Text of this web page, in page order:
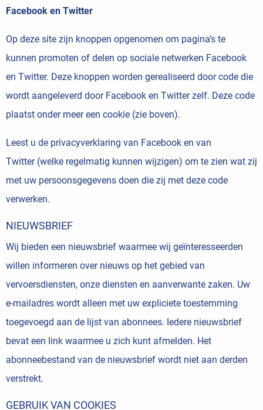
Facebook en Twitter
Op deze site zijn knoppen opgenomen om pagina’s te
kunnen promoten of delen op sociale netwerken Facebook
en Twitter. Deze knoppen worden gerealiseerd door code die
wordt aangeleverd door Facebook en Twitter zelf. Deze code
plaatst onder meer een cookie (zie boven).
Leest u de privacyverklaring van Facebook en van
Twitter (welke regelmatig kunnen wijzigen) om te zien wat zij
met uw persoonsgegevens doen die zij met deze code
verwerken.
NIEUWSBRIEF
Wij bieden een nieuwsbrief waarmee wij geïnteresseerden
willen informeren over nieuws op het gebied van
vervoersdiensten, onze diensten en aanverwante zaken. Uw
e-mailadres wordt alleen met uw expliciete toestemming
toegevoegd aan de lijst van abonnees. Iedere nieuwsbrief
bevat een link waarmee u zich kunt afmelden. Het
abonneebestand van de nieuwsbrief wordt niet aan derden
verstrekt.
GEBRUIK VAN COOKIES